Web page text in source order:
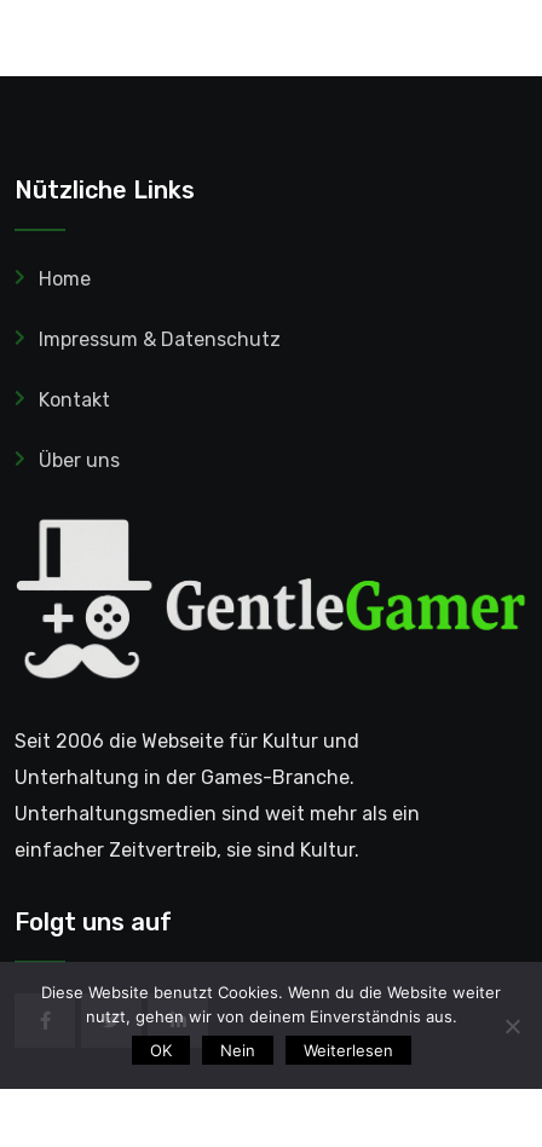
Nützliche Links
Home
Impressum & Datenschutz
Kontakt
Über uns
Seit 2006 die Webseite für Kultur und
Unterhaltung in der Games-Branche.
Unterhaltungsmedien sind weit mehr als ein
einfacher Zeitvertreib, sie sind Kultur.
Folgt uns auf
Diese Website benutzt Cookies. Wenn du die Website weiter
nutzt, gehen wir von deinem Einverständnis aus.
OK
Nein Weiterlesen